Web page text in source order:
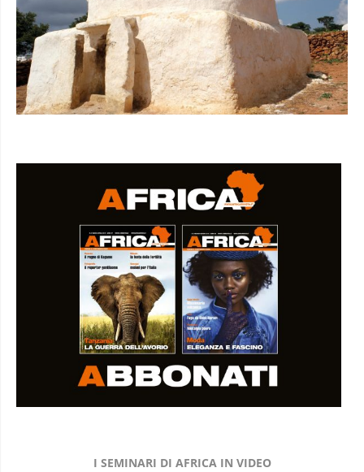
I SEMINARI DI AFRICA IN VIDEO